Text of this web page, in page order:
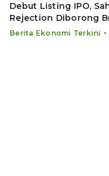
Debut Listing IPO,
Rejection Diborong
Berita Ekonomi Terkini •